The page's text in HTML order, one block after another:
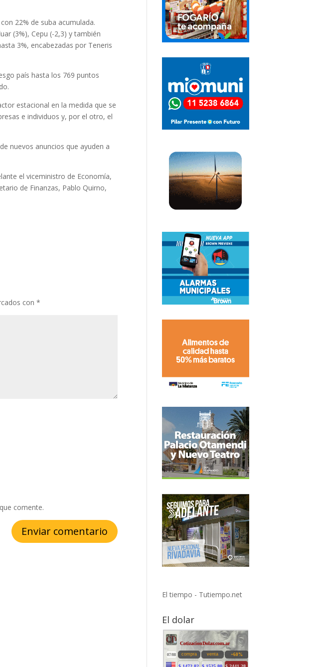
22% de suba acumulada.
(3%), Cepu (-2,3) y también
3%, encabezadas por Teneris
país hasta los 769 puntos
estacional en la medida que se
e individuos y, por el otro, el
nuevos anuncios que ayuden a
el viceministro de Economía,
de Finanzas, Pablo Quirno,
con*
comente.
El tiempo - Tutiempo.net
El dolar